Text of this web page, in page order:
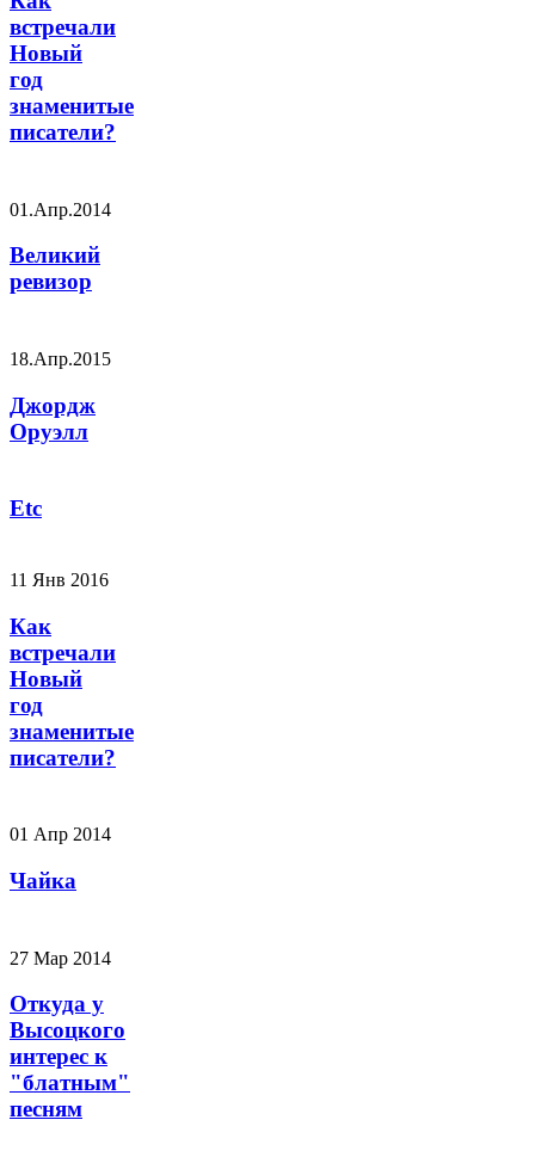
встречали
Новый
год
знаменитые
писатели?
01.Апр.2014
Великий
ревизор
18.Апр.2015
Джордж
Оруэлл
Etc
11 Янв 2016
Как
встречали
Новый
год
знаменитые
писатели?
01 Апр 2014
Чайка
27 Мар 2014
Откуда у
Высоцкого
интерес к
"блатным"
песням